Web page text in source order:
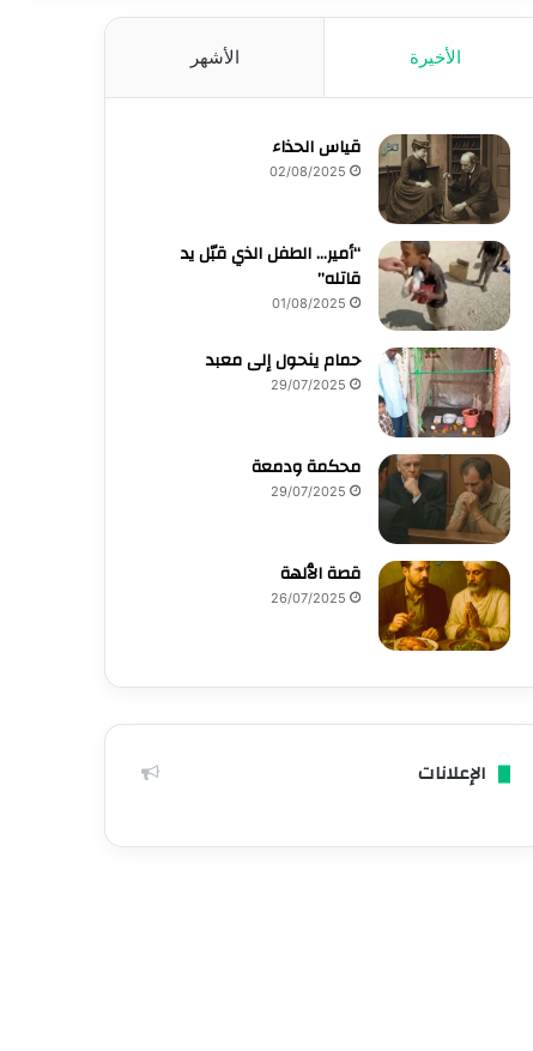
الأخيرة الأشهر
قياس الحذاء
02/08/2025
“أمير… الطفل الذي قبّل يد
قاتله”
01/08/2025
حمام ينحول إلى معبد
29/07/2025
محكمة ودمعة
29/07/2025
قصة الٱلهة
26/07/2025
الإعلانات